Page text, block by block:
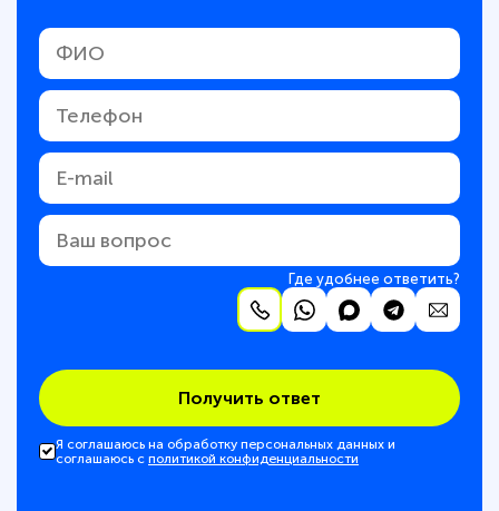
Где удобнее ответить?
Получить ответ
Я соглашаюсь на обработку персональных данных и
соглашаюсь с политикой конфиденциальности